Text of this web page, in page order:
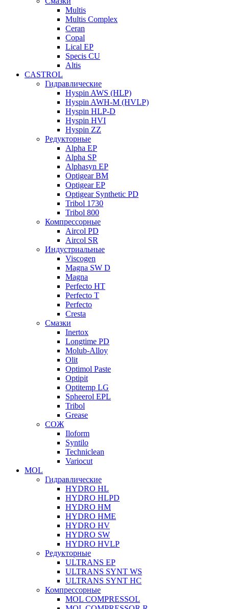
Multis
Multis Complex
Ceran
Copal
Lical EP
Specis CU
Altis
CASTROL
Гидравлические
Hyspin AWS (HLP)
Hyspin AWH-M (HVLP)
Hyspin HLP-D
Hyspin HVI
Hyspin ZZ
Редукторные
Alpha EP
Alpha SP
Alphasyn EP
Optigear BM
Optigear EP
Optigear Synthetic PD
Tribol 1730
Tribol 800
Компрессорные
Aircol PD
Aircol SR
Индустриальные
Viscogen
Magna SW D
Magna
Perfecto HT
Perfecto T
Perfecto
Cresta
Смазки
Inertox
Longtime PD
Molub-Alloy
Olit
Optimol Paste
Optipit
Optitemp LG
Spheerol EPL
Tribol
Grease
СОЖ
Iloform
Syntilo
Techniclean
Variocut
MOL
Гидравлические
HYDRO HL
HYDRO HLPD
HYDRO HM
HYDRO HME
HYDRO HV
HYDRO SW
HYDRO HVLP
Редукторные
ULTRANS EP
ULTRANS SYNT WS
ULTRANS SYNT HC
Компрессорные
MOL COMPRESSOL